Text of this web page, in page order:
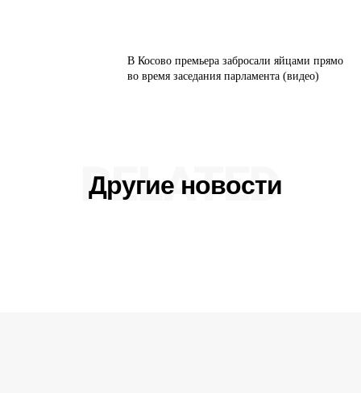
В Косово премьера забросали яйцами прямо
во время заседания парламента (видео)
Другие новости
RELATED